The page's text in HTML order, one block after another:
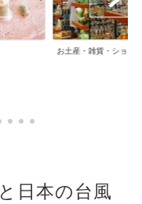
お土産・雑貨・ショッ
日本の台風